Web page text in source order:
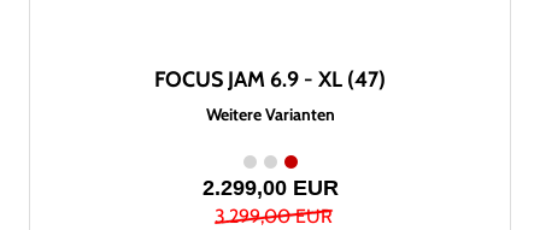
FOCUS JAM 6.9 - XL (47)
Weitere Varianten
2.299,00 EUR
3.299,00 EUR